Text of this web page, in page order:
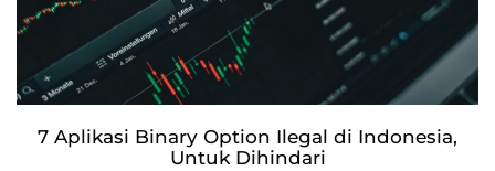
7 Aplikasi Binary Option Ilegal di Indonesia,
Untuk Dihindari